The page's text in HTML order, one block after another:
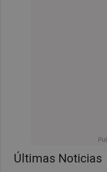
Últimas Noticias